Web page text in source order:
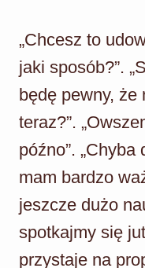
„Chcesz to
jaki sposób?”.
będę pewny, że
teraz?”.
późno”.
mam bardzo
jeszcze dużo
spotkajmy się
przystaje na